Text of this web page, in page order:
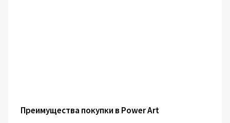
Преимущества покупки в Power Art